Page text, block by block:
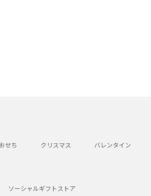
おせち クリスマス バレンタイン
ソーシャルギフトストア